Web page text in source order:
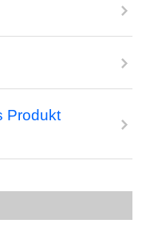
Produkt